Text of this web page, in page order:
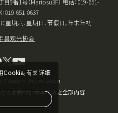
。有关详细
9番1号（Mariosu3F） 电话：019-651-
019-651-0637
星期六、星期日、节假日，年末年初
县观光协会
Tourism Association
式复制或抄袭本网站之全部内容